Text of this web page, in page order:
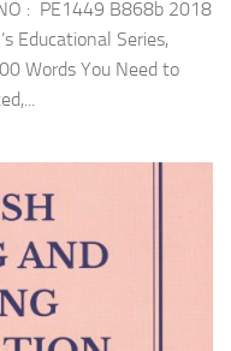
: PE1449 B868b 2018
Educational Series,
Words You Need to